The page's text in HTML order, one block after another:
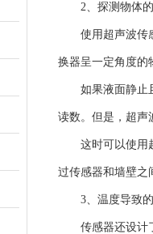
2、探测物体的
使用超声波传感
换器呈一定角度的
如果液面静止且
读数。但是，超声
这时可以使用超
过传感器和墙壁之
3、温度导致的
传感器还设计了